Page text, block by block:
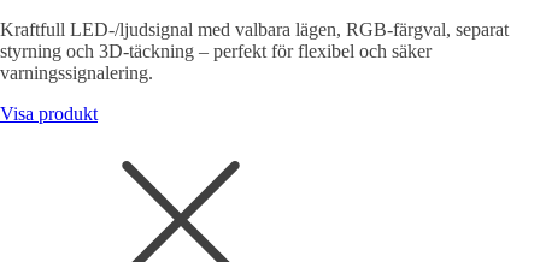
Kraftfull LED-/ljudsignal med valbara lägen, RGB-färgval, separat
styrning och 3D-täckning – perfekt för flexibel och säker
varningssignalering.
Visa produkt